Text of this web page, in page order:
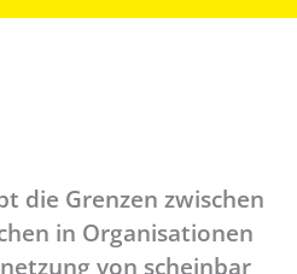
die Grenzen zwischen
in Organisationen
von scheinbar